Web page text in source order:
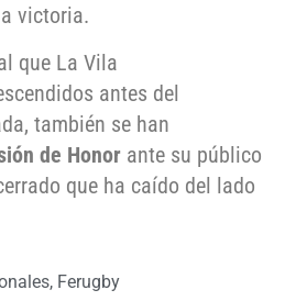
victoria.
que La Vila
antes del
también se han
de Honor ante su público
que ha caído del lado
, Ferugby